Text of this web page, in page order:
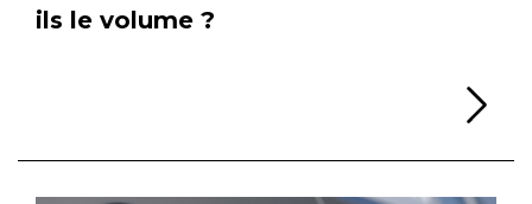
ils le volume ?